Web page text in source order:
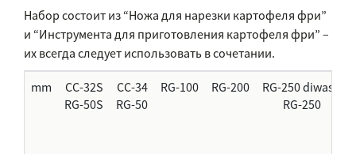
Набор состоит из “Ножа для нарезки картофеля фри”
и “Инструмента для приготовления картофеля фри” –
их всегда следует использовать в сочетании.
mm
CC-32S
RG-50S
CC-34
RG-50
RG-100 RG-200
RG-250 diwash
RG-250